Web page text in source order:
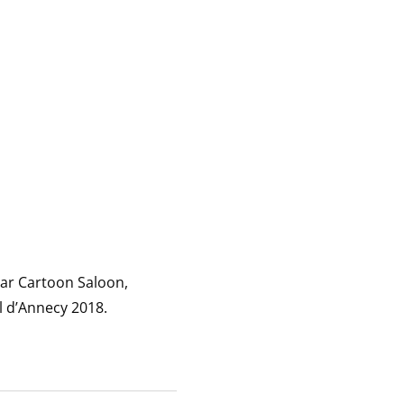
Cartoon Saloon,
2018.